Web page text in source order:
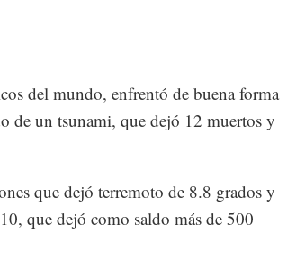
del mundo, enfrentó de buena forma
de un tsunami, que dejó 12 muertos y
que dejó terremoto de 8.8 grados y
que dejó como saldo más de 500